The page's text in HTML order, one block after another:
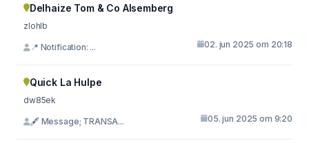
Delhaize Tom & Co Alsemberg
zlohlb
📍 Notification: ... 02. jun 2025 om 20:18
Quick La Hulpe
dw85ek
🖋 Message; TRANSA... 05. jun 2025 om 9:20